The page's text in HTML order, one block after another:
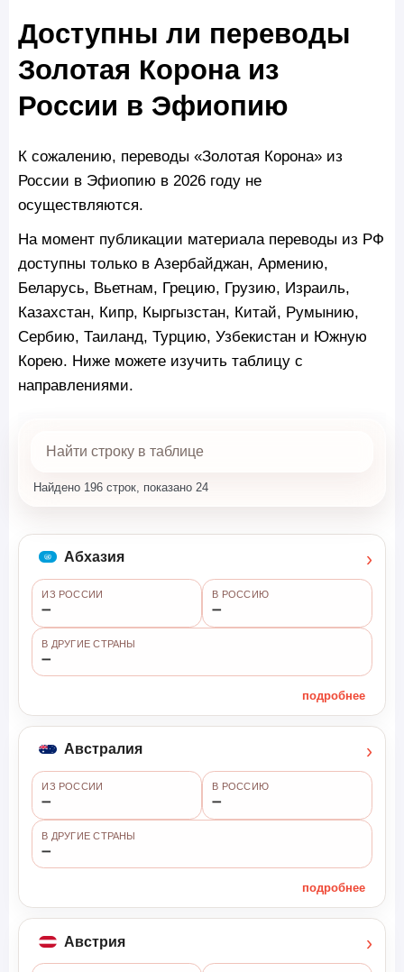
Доступны ли переводы
Золотая Корона из
России в Эфиопию
К сожалению, переводы «Золотая Корона» из
России в Эфиопию в 2026 году не
осуществляются.
На момент публикации материала переводы из РФ
доступны только в Азербайджан, Армению,
Беларусь, Вьетнам, Грецию, Грузию, Израиль,
Казахстан, Кипр, Кыргызстан, Китай, Румынию,
Сербию, Таиланд, Турцию, Узбекистан и Южную
Корею. Ниже можете изучить таблицу с
направлениями.
Найдено 196 строк, показано 24
Абхазия ›
ИЗ РОССИИ
➖
В РОССИЮ
➖
В ДРУГИЕ СТРАНЫ
➖
подробнее
Австралия ›
ИЗ РОССИИ
➖
В РОССИЮ
➖
В ДРУГИЕ СТРАНЫ
➖
подробнее
Австрия ›